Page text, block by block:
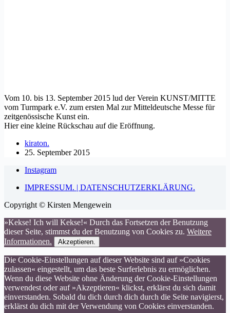
Vom 10. bis 13. September 2015 lud der Verein KUNST/MITTE​
vom Turmpark e.V. zum ersten Mal zur Mittel­deutsche Messe für
zeit­genössische Kunst ein.
Hier eine kleine Rückschau auf die Eröffnung.
kiraton.
25. September 2015
Instagram
IMPRESSUM. | DATENSCHUTZERKLÄRUNG.
Copyright © Kirsten Mengewein
»Kekse! Ich will Kekse!« Durch das Fortsetzen der Benutzung
dieser Seite, stimmst du der Benutzung von Cookies zu. Weitere
Informationen.
Akzeptieren.
Die Cookie-Einstellungen auf dieser Website sind auf »Cookies
zulassen« eingestellt, um das beste Surferlebnis zu ermöglichen.
Wenn du diese Website ohne Änderung der Cookie-Einstellungen
verwendest oder auf »Akzeptieren« klickst, erklärst du sich damit
einverstanden. Sobald du dich durch dich durch die Seite navigierst,
erklärst du dich mit der Verwendung von Cookies einverstanden.